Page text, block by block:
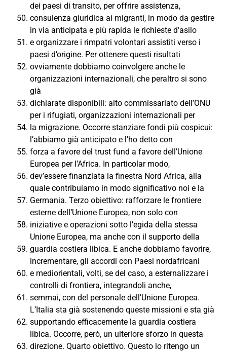
dei paesi di transito, per offrire assistenza,
consulenza giuridica ai migranti, in modo da gestire
in via anticipata e più rapida le richieste d’asilo
e organizzare i rimpatri volontari assistiti verso i
paesi d’origine. Per ottenere questi risultati
ovviamente dobbiamo coinvolgere anche le
organizzazioni internazionali, che peraltro si sono
già
dichiarate disponibili: alto commissariato dell’ONU
per i rifugiati, organizzazioni internazionali per
la migrazione. Occorre stanziare fondi più cospicui:
l’abbiamo già anticipato e l’ho detto con
forza a favore del trust fund a favore dell’Unione
Europea per l’Africa. In particolar modo,
dev’essere finanziata la finestra Nord Africa, alla
quale contribuiamo in modo significativo noi e la
Germania. Terzo obiettivo: rafforzare le frontiere
esterne dell’Unione Europea, non solo con
iniziative e operazioni sotto l’egida della stessa
Unione Europea, ma anche con il supporto della
guardia costiera libica. E anche dobbiamo favorire,
incrementare, gli accordi con Paesi nordafricani
e mediorientali, volti, se del caso, a esternalizzare i
controlli di frontiera, integrandoli anche,
semmai, con del personale dell’Unione Europea.
L’Italia sta già sostenendo queste missioni e sta già
supportando efficacemente la guardia costiera
libica. Occorre, però, un ulteriore sforzo in questa
direzione. Quarto obiettivo. Questo lo ritengo un